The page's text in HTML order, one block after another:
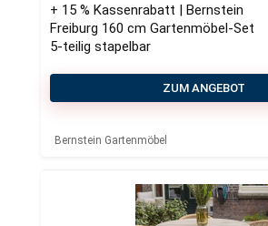
+ 15 % Kassenrabatt | Bernstein
Freiburg 160 cm Gartenmöbel-Set
5-teilig stapelbar
ZUM ANGEBOT
Bernstein Gartenmöbel